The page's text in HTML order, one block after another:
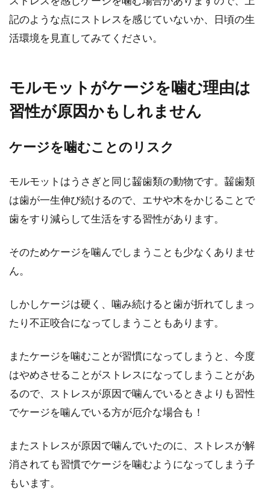
記のような点にストレスを感じていないか、日頃の生
活環境を見直してみてください。
モルモットがケージを噛む理由は
習性が原因かもしれません
ケージを噛むことのリスク
モルモットはうさぎと同じ齧歯類の動物です。齧歯類
は歯が一生伸び続けるので、エサや木をかじることで
歯をすり減らして生活をする習性があります。
そのためケージを噛んでしまうことも少なくありませ
ん。
しかしケージは硬く、噛み続けると歯が折れてしまっ
たり不正咬合になってしまうこともあります。
またケージを噛むことが習慣になってしまうと、今度
はやめさせることがストレスになってしまうことがあ
るので、ストレスが原因で噛んでいるときよりも習性
でケージを噛んでいる方が厄介な場合も！
またストレスが原因で噛んでいたのに、ストレスが解
消されても習慣でケージを噛むようになってしまう子
もいます。